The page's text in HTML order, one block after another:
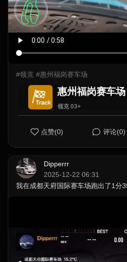
#领克 #惠州福岗赛车场
惠州福岗赛车场
领克 03+
点赞(0) 评论(0)
Dipperrr
2025-12-22 06:31
我在成都天府国际赛车场跑出了1分